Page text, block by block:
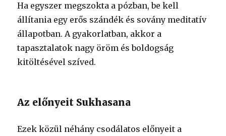
Ha egyszer megszokta a pózban, be kell
állítania egy erős szándék és sovány meditatív
állapotban. A gyakorlatban, akkor a
tapasztalatok nagy öröm és boldogság
kitöltésével szíved.
Az előnyeit Sukhasana
Ezek közül néhány csodálatos előnyeit a